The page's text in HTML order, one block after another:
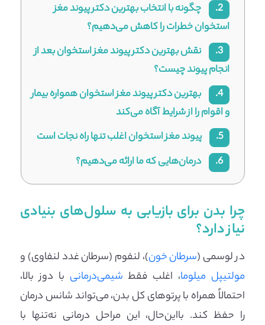
2.
چگونه با انتخاب بهترین دکتر پیوند مغز
استخوان خطرات را کاهش می‌دهیم؟
3.
نقش بهترین دکتر پیوند مغز استخوان بعد از
انجام پیوند چیست؟
4.
بهترین دکتر پیوند مغز استخوان همواره بیمار
و اقوام را از شرایط آگاه می‌کند
5.
پیوند مغز استخوان اغلب تنها راه نجات است
6.
درمان‌هایی که ما ارائه می‌دهیم؟
چرا بدن برای بازیابی به سلول‌های بنیادی
نیاز دارد؟
در لوسمی (سرطان خون)، لنفوم (سرطان غدد لنفاوی) و
مولتیپل میلوما، اغلب فقط شیمی‌درمانی با دوز بالا،
احتمالاً همراه با پرتوهای کل بدن، می‌تواند شانس درمان
را حفظ کند. بااین‌حال، این مراحل درمانی نه‌تنها با